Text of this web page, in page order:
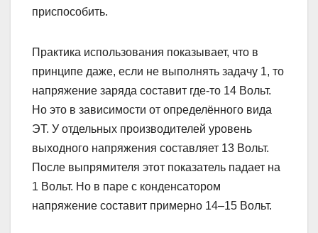
приспособить.
Практика использования показывает, что в
принципе даже, если не выполнять задачу 1, то
напряжение заряда составит где-то 14 Вольт.
Но это в зависимости от определённого вида
ЭТ. У отдельных производителей уровень
выходного напряжения составляет 13 Вольт.
После выпрямителя этот показатель падает на
1 Вольт. Но в паре с конденсатором
напряжение составит примерно 14–15 Вольт.